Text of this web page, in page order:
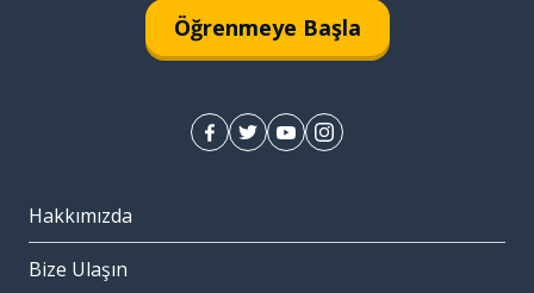
Öğrenmeye Başla
Hakkımızda
Bize Ulaşın